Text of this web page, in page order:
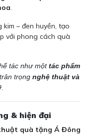
.
kim – đen huyền, tạo
với phong cách quà
tác như mộttác phẩm
trọng nghệ thuật và
& hiện đại
quà tặng Á Đông